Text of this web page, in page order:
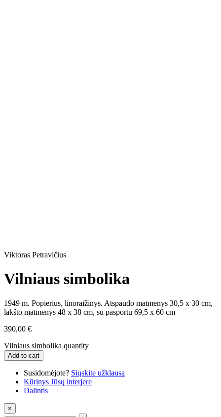
Viktoras Petravičius
Vilniaus simbolika
1949 m. Popierius, linoraižinys. Atspaudo matmenys 30,5 x 30 cm,
lakšto matmenys 48 x 38 cm, su pasportu 69,5 x 60 cm
390,00 €
Vilniaus simbolika quantity
Add to cart
Susidomėjote? Siųskite užklausą
Kūrinys Jūsų interjere
Dalintis
×